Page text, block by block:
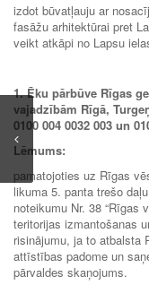
izdot būvatļauju ar
fasāžu arhitektūrai pret
veikt atkāpi no Lapsu
1. Ēku pārbūve Rīgas
vajadzībām Rīgā,
0100 004 0032 003 un
Lēmums:
pamatojoties uz Rīgas
likuma 5. panta trešo
noteikumu Nr. 38 “Rīgas
teritorijas izmantošanas
risinājumu, ja to atbalsta
attīstības padome un
pārvaldes skaņojums.